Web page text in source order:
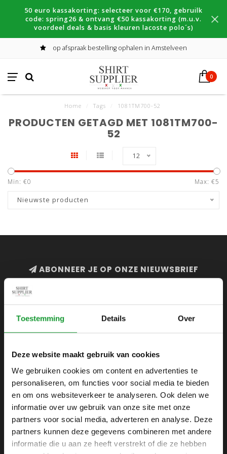
Toestemming Details Over
Deze website maakt gebruik van cookies
We gebruiken cookies om content en advertenties te
personaliseren, om functies voor social media te bieden
en om ons websiteverkeer te analyseren. Ook delen we
informatie over uw gebruik van onze site met onze
partners voor social media, adverteren en analyse. Deze
partners kunnen deze gegevens combineren met andere
informatie die u aan ze heeft verstrekt of die ze hebben
50 euro kassakorting: selecteer voor €170, gebruilk
code: spring26 & ontvang €50 kassakorting (m.u.v.
voordeel deals & basis kleuren lacoste polo´s)
op afspraak bestelling ophalen in Amstelveen
0
Home Tags 1081TM700-52
PRODUCTEN GETAGD MET 1081TM700-
52
12
Min: €0 Max: €5
Nieuwste producten
ABONNEER JE OP ONZE NIEUWSBRIEF
SHIRTSUPPLIER.NL
Webshop voor mannen
Zijlijnstraat 24
1433 DC
Kudelstaart
+31 6 42 52 32 80